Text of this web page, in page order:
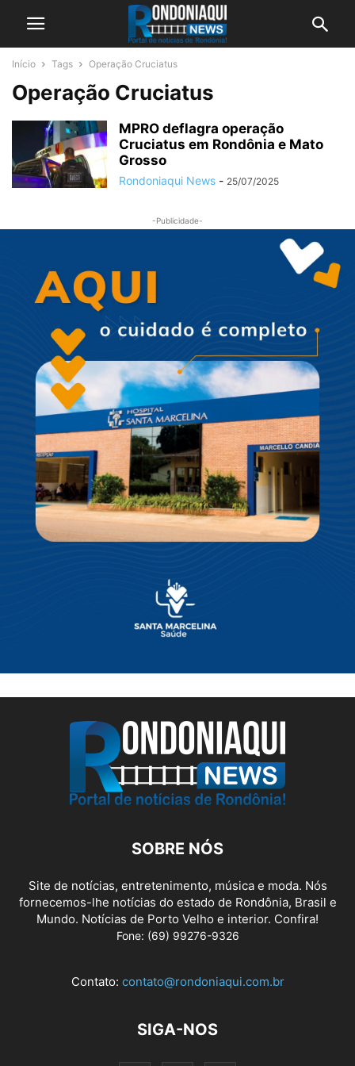
Início Tags Operação Cruciatus
Operação Cruciatus
MPRO deflagra operação
Cruciatus em Rondônia e Mato
Grosso
Rondoniaqui News - 25/07/2025
-Publicidade-
SOBRE NÓS
Site de notícias, entretenimento, música e moda. Nós
fornecemos-lhe notícias do estado de Rondônia, Brasil e
Mundo. Notícias de Porto Velho e interior. Confira!
Fone: (69) 99276-9326
Contato: contato@rondoniaqui.com.br
SIGA-NOS